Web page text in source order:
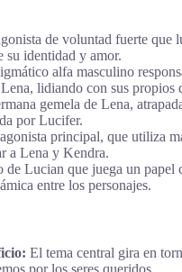
de voluntad fuerte que
su identidad y amor.
alfa masculino
lidiando con sus propios
gemela de Lena,
por Lucifer.
principal, que utiliza
a Lena y Kendra.
de Lucian que juega un papel
entre los personajes.
El tema central gira en
por los seres queridos.